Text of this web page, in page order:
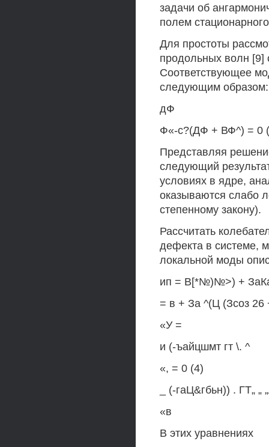
задачи об
полем
Для простоты
продольных волн [9]
Соответствующее
следующим образом:
дФ
Ф«-с?(ДФ + ВФ^) = 0
Представляя
следующий
условиях в ядре,
оказываются слабо
степенному закону).
Рассчитать
дефекта в системе,
локальной моды
ип = В[*№)№>) +
= в + За ^(Ц (Зсоз 26
«У =
и (-ъайцшмт гт \. ^
«, = 0 (4)
_ (-гаЦ&гбьн)) . ГТ„ „
«в
В этих уравнениях